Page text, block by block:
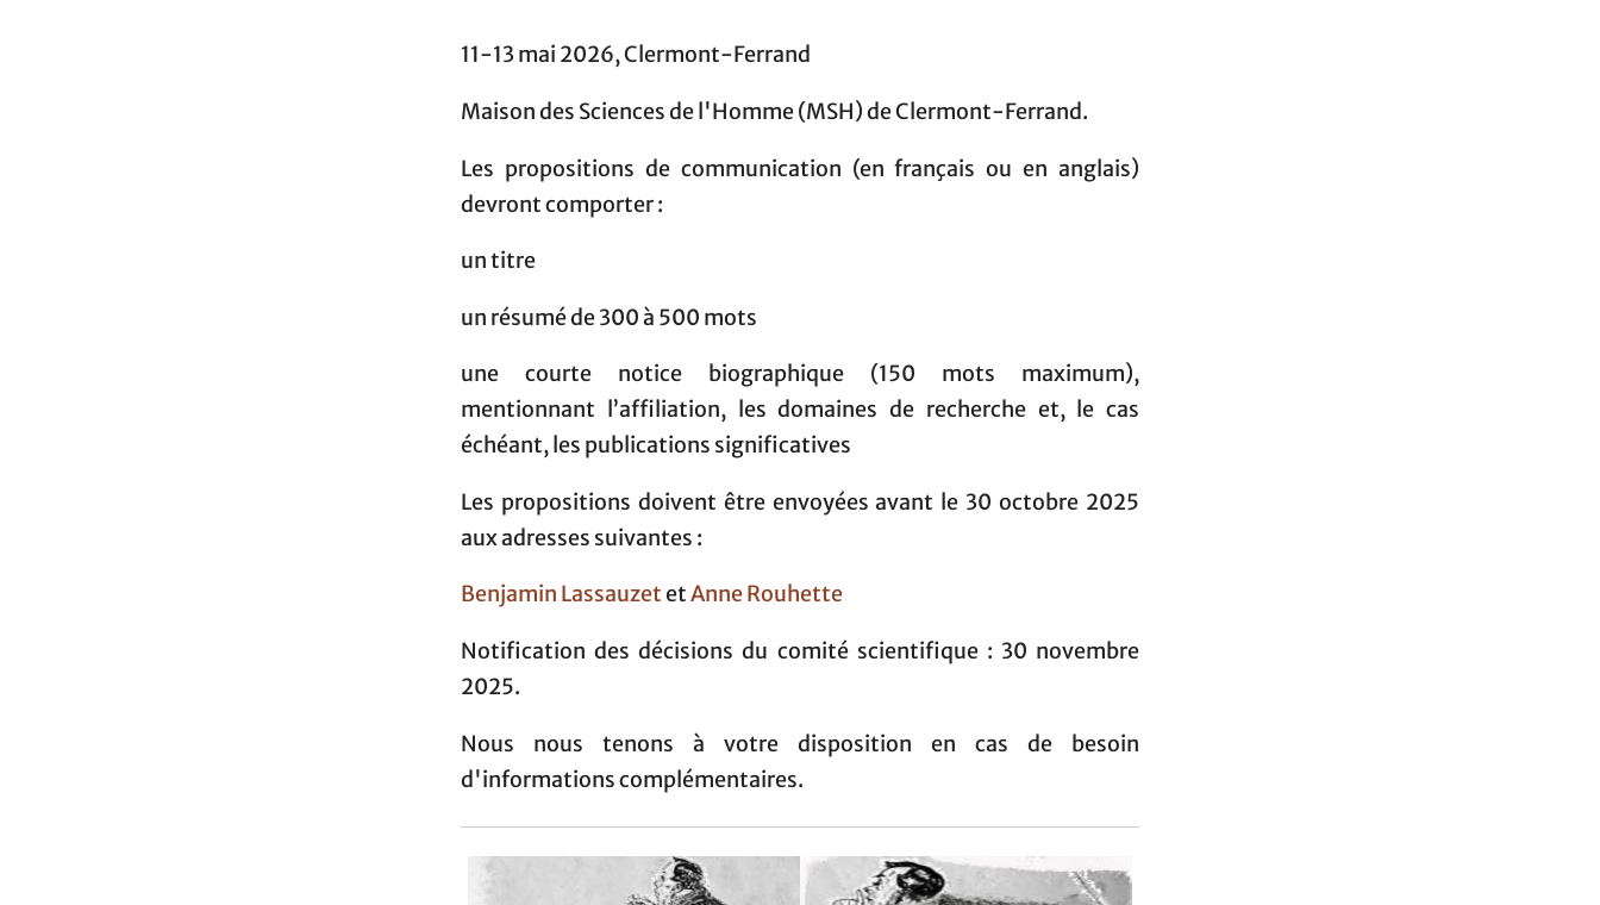
11-13 mai 2026, Clermont-Ferrand
Maison des Sciences de l'Homme (MSH) de Clermont-Ferrand.
Les propositions de communication (en français ou en anglais)
devront comporter :
un titre
un résumé de 300 à 500 mots
une courte notice biographique (150 mots maximum),
mentionnant l’affiliation, les domaines de recherche et, le cas
échéant, les publications significatives
Les propositions doivent être envoyées avant le 30 octobre 2025
aux adresses suivantes :
Benjamin Lassauzet etAnne Rouhette
Notification des décisions du comité scientifique : 30 novembre
2025.
Nous nous tenons à votre disposition en cas de besoin
d'informations complémentaires.